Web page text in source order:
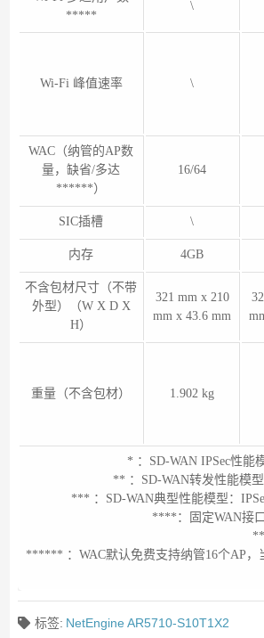
*****
\
Wi-Fi 峰值速率 \
WAC（纳管的AP数
量，缺省/多达
******）
16/64
SIC插槽 \
内存 4GB
不含包材尺寸（不带
外型）（W X D X
H）
321 mm x 210
mm x 43.6 mm
重量（不含包材） 1.902 kg
* ：SD-WAN IPSec性能
** ：SD-WAN转发性能模
*** ：SD-WAN典型性能模型：
****：固定WAN接
****** ：WAC默认免费支持纳管16个AP，
标签: NetEngine AR5710-S10T1X2